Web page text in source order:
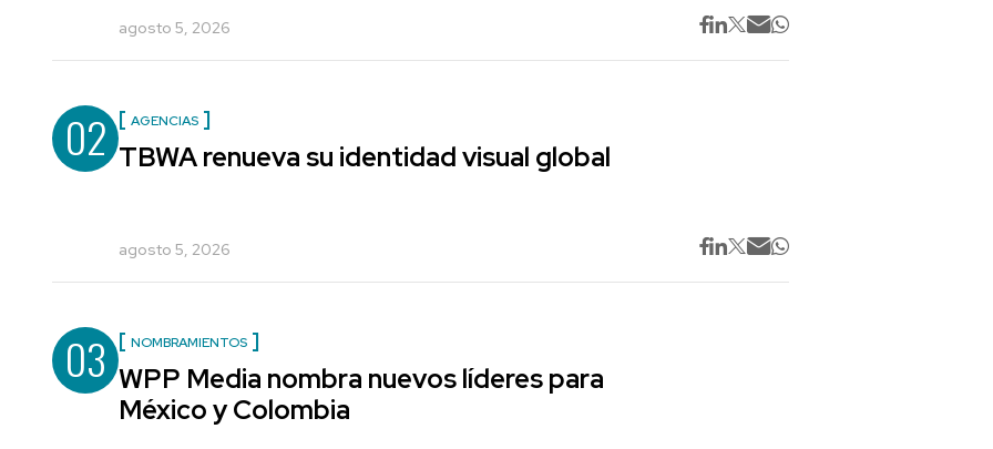
agosto 5, 2026
02 AGENCIAS
TBWA renueva su identidad visual global
agosto 5, 2026
03 NOMBRAMIENTOS
WPP Media nombra nuevos líderes para
México y Colombia